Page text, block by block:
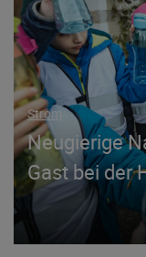
Strom
Neugierige
Gast bei der